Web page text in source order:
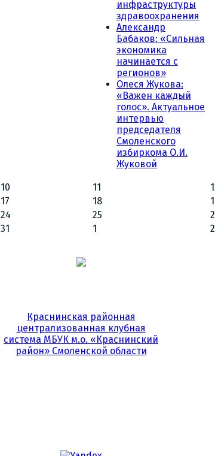
инфраструктуры
здравоохранения
Александр
Бабаков: «Сильная
экономика
начинается с
регионов»
Олеся Жукова:
«Важен каждый
голос». Актуальное
интервью
председателя
Смоленского
избиркома О.И.
Жуковой
10 11
17
18
24
25
31
1 2
Краснинская районная
централизованная клубная
система МБУК м.о. «Краснинский
район» Смоленской области